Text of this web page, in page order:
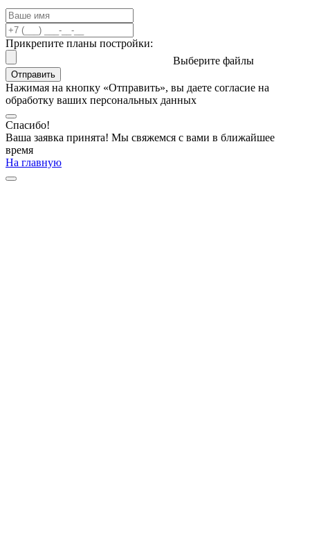
Прикрепите планы постройки:
Выберите файлы
Отправить
Нажимая на кнопку «Отправить», вы даете согласие на
обработку ваших персональных данных
Спасибо!
Ваша заявка принята! Мы свяжемся с вами в ближайшее
время
На главную